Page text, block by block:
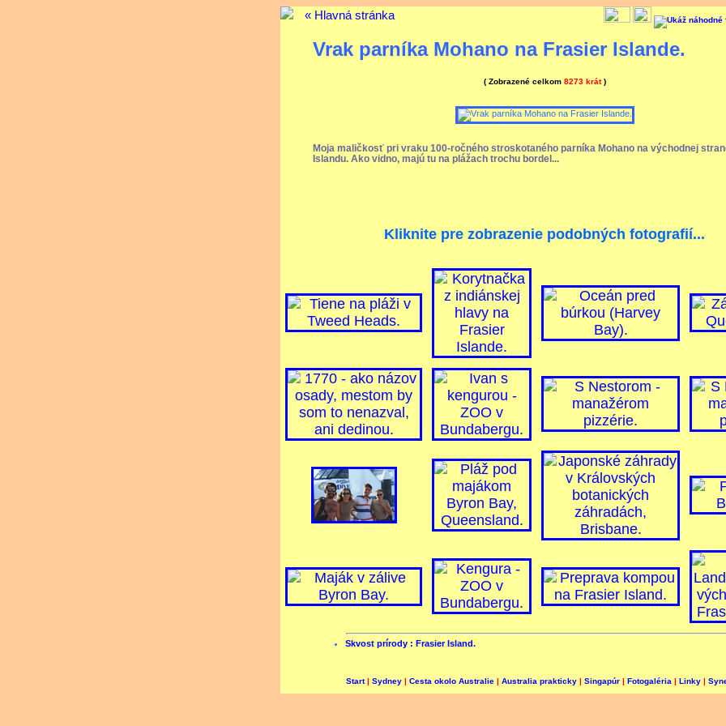
« Hlavná stránka
Vrak parníka Mohano na Frasier Islande.
( Zobrazené celkom 8273 krát)
Moja maličkosť pri vraku 100-ročného stroskotaného parníka Mohano na východnej
Islandu. Ako vidno, majú tu na plážach trochu bordel...
Kliknite pre zobrazenie podobných fotografií...
Skvost prírody : Frasier Island.
Start| Sydney | Cesta okolo Australie | Australia prakticky | Singapúr | Fotogaléria | Linky |